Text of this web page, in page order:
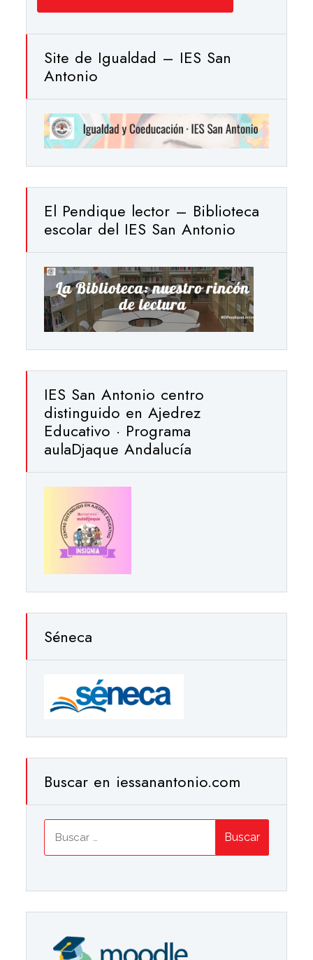
Site de Igualdad – IES San
Antonio
El Pendique lector – Biblioteca
escolar del IES San Antonio
IES San Antonio centro
distinguido en Ajedrez
Educativo · Programa
aulaDjaque Andalucía
Séneca
Buscar en iessanantonio.com